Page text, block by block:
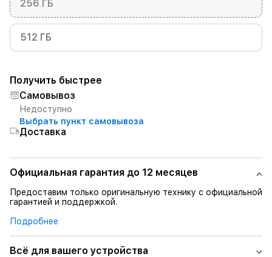
256 ГБ
512 ГБ
Получить быстрее
Самовывоз
Недоступно
Выбрать пункт самовывоза
Доставка
Официальная гарантия до 12 месяцев
Предоставим только оригинальную технику с официальной
гарантией и поддержкой.
Подробнее
Всё для вашего устройства